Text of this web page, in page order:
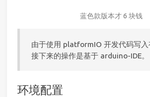
蓝色款版本才 6 块钱
由于使用 platformIO 开发代码写入
接下来的操作是基于 arduino-IDE。
环境配置